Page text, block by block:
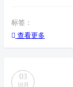
标签：
查看更多
03
10月